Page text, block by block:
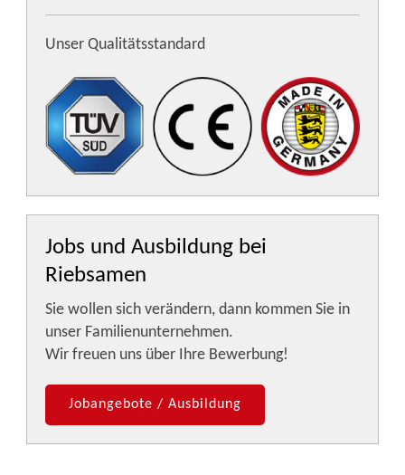
Unser Qualitätsstandard
Jobs und Ausbildung bei
Riebsamen
Sie wollen sich verändern, dann kommen Sie in
unser Familienunternehmen.
Wir freuen uns über Ihre Bewerbung!
Jobangebote / Ausbildung